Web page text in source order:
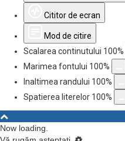
Cititor de ecran
Mod de citire
Scalarea continutului 100%
Marimea fontului 100%
Inaltimea randului 100%
Spatierea literelor 100%
Now loading.